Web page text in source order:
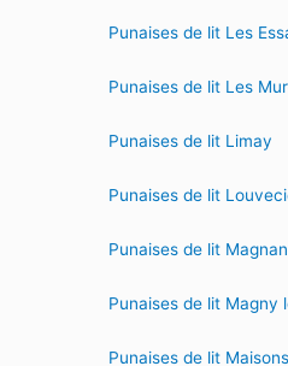
Punaises de lit Les
Punaises de lit Les
Punaises de lit Limay
Punaises de lit
Punaises de lit
Punaises de lit Magny
Punaises de lit